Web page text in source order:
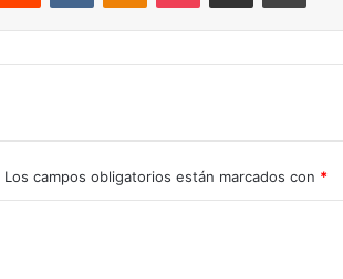
Los campos obligatorios están marcados con *